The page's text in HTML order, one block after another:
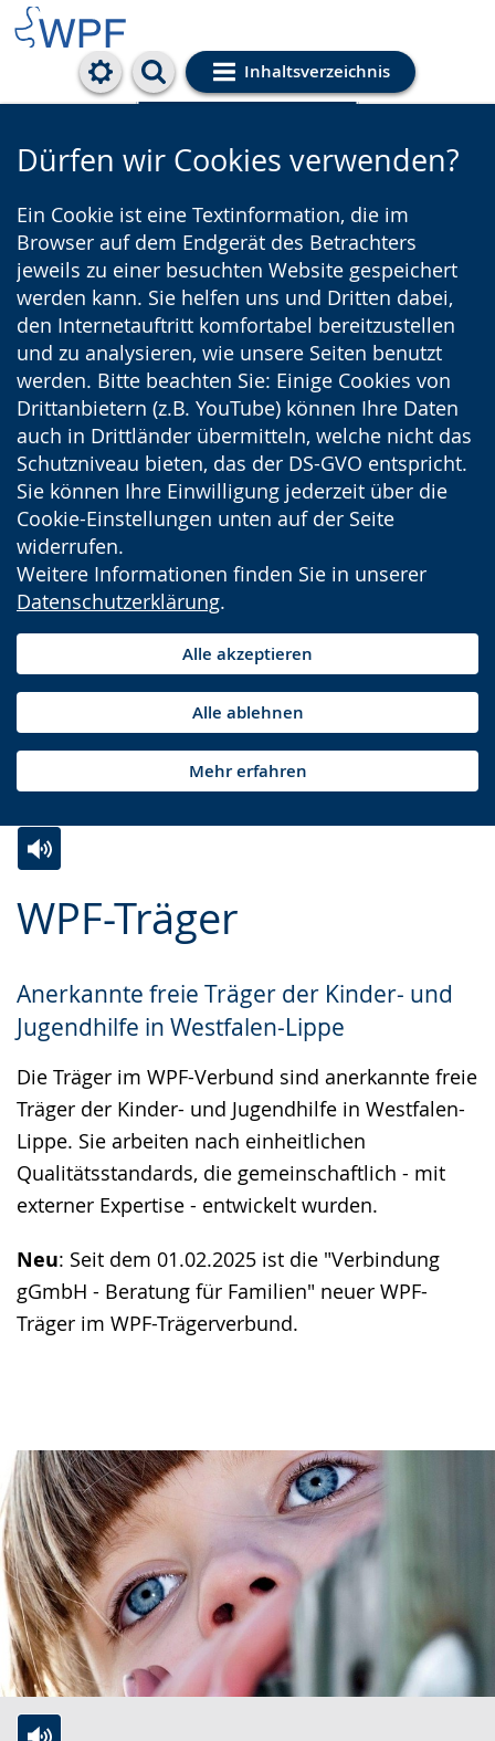
Inhaltsverzeichnis
Cookie-Einstellungen
Dürfen wir Cookies verwenden?
Ein Cookie ist eine Textinformation, die im
Browser auf dem Endgerät des Betrachters
jeweils zu einer besuchten Website gespeichert
werden kann. Sie helfen uns und Dritten dabei,
den Internetauftritt komfortabel bereitzustellen
und zu analysieren, wie unsere Seiten benutzt
werden. Bitte beachten Sie: Einige Cookies von
Drittanbietern (z.B. YouTube) können Ihre Daten
auch in Drittländer übermitteln, welche nicht das
Schutzniveau bieten, das der DS-GVO entspricht.
Sie können Ihre Einwilligung jederzeit über die
Cookie-Einstellungen unten auf der Seite
widerrufen.
Weitere Informationen finden Sie in unserer
Datenschutzerklärung.
Alle akzeptieren
Alle ablehnen
Mehr erfahren
WPF-Träger
Anerkannte freie Träger der Kinder- und
Jugendhilfe in Westfalen-Lippe
Die Träger im WPF-Verbund sind anerkannte freie
Träger der Kinder- und Jugendhilfe in Westfalen-
Lippe. Sie arbeiten nach einheitlichen
Qualitätsstandards, die gemeinschaftlich - mit
externer Expertise - entwickelt wurden.
Neu: Seit dem 01.02.2025 ist die "Verbindung
gGmbH - Beratung für Familien" neuer WPF-
Träger im WPF-Trägerverbund.
Leichten
wechseln.
Audio-
Video
Deutscher
Gebärdensprache
wird
angezeigt.